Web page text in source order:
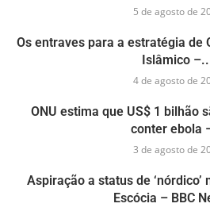
5 de agosto de
Os entraves para a estratégia de
Islâmico
4 de agosto de
ONU estima que US$ 1 bilhão
conter ebola
3 de agosto de
Aspiração a status de
Escócia – BBC